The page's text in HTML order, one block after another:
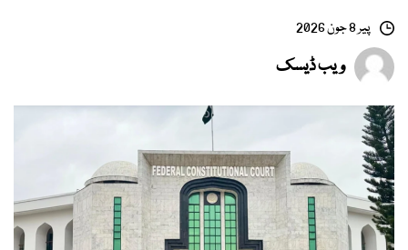
پیر 8 جون 2026
ویب ڈیسک